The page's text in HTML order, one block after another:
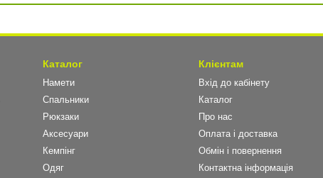
Каталог
Намети
Спальники
Рюкзаки
Аксесуари
Кемпінг
Одяг
Клієнтам
Вхід до кабінету
Каталог
Про нас
Оплата і доставка
Обмін і повернення
Контактна інформація